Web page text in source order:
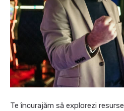
Te încurajăm să explorezi